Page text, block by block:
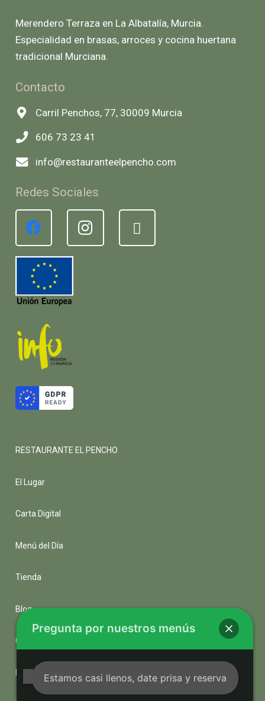
Merendero Terraza en La Albatalía, Murcia.
Especialidad en brasas, arroces y cocina huertana
tradicional Murciana.
Contacto
Carril Penchos, 77, 30009 Murcia
606 73 23 41
info@restauranteelpencho.com
Redes Sociales
RESTAURANTE EL PENCHO
El Lugar
Carta Digital
Menú del Día
Tienda
Blog
Contacto
Política de privacidad
Pregunta por nuestros menús
Estamos casi llenos, date prisa y reserva